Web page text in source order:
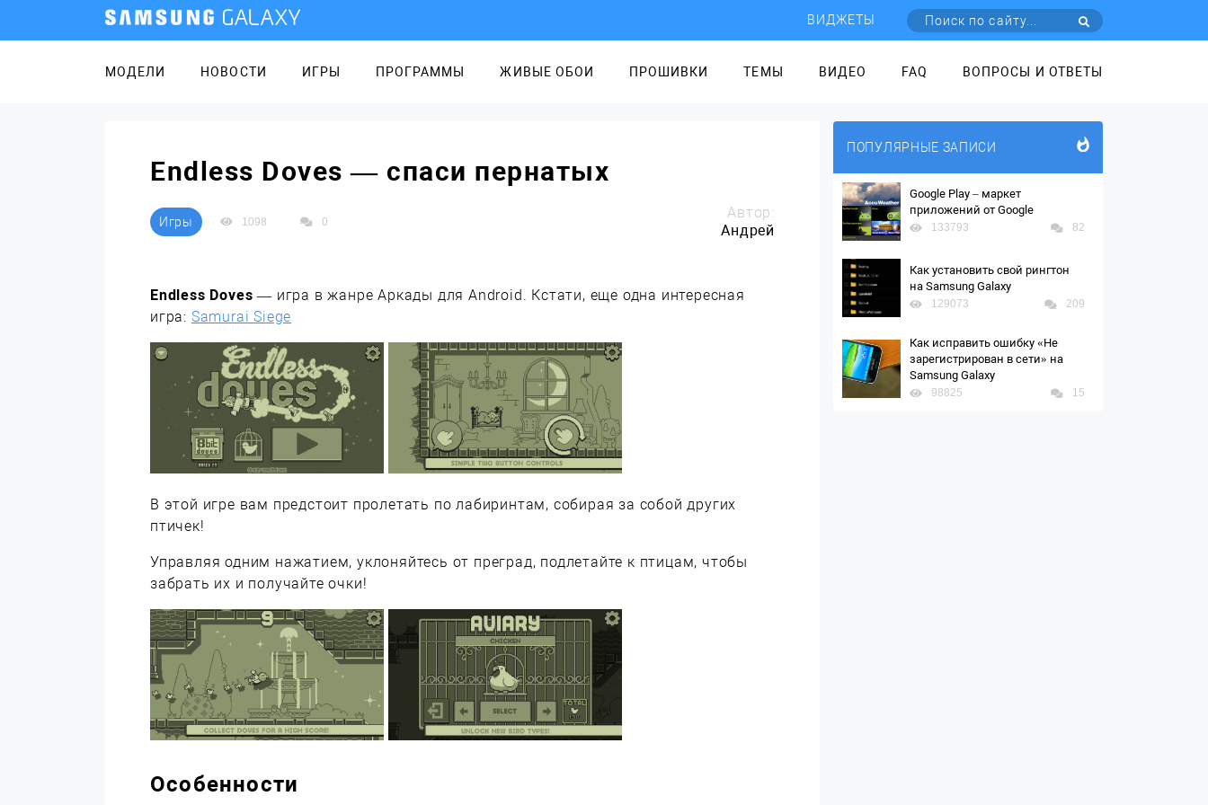
ВИДЖЕТЫ
МОДЕЛИ НОВОСТИ ИГРЫ ПРОГРАММЫ ЖИВЫЕ ОБОИ ПРОШИВКИ ТЕМЫ ВИДЕО FAQ ВОПРОСЫ И ОТВЕТЫ
Endless Doves — спаси пернатых
Игры 1098 0
Автор:
Андрей
Endless Doves— игра в жанре Аркады для Android. Кстати, еще одна интересная
игра: Samurai Siege
В этой игре вам предстоит пролетать по лабиринтам, собирая за собой других
птичек!
Управляя одним нажатием, уклоняйтесь от преград, подлетайте к птицам, чтобы
забрать их и получайте очки!
Особенности
ПОПУЛЯРНЫЕ ЗАПИСИ
Google Play – маркет
приложений от Google
133793 82
Как установить свой рингтон
на Samsung Galaxy
129073 209
Как исправить ошибку «Не
зарегистрирован в сети» на
Samsung Galaxy
98825 15